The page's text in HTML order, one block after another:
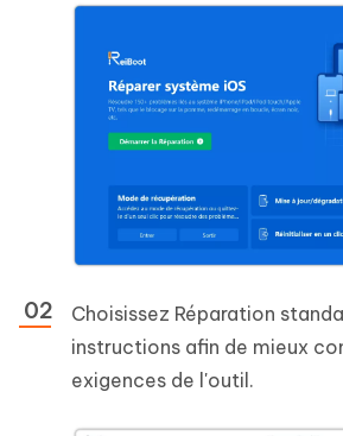
Choisissez Réparation
instructions afin de mieux
exigences de l'outil.